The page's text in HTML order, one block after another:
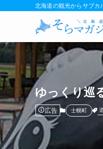
北海道の観光からサブカ
ゆっくり巡
広告 士幌町